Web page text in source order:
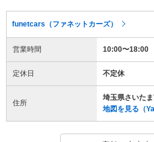
funetcars（ファネットカーズ）
営業時間 10:00〜18:00
定休日 不定休
住所
埼玉県さいた
地図を見る（